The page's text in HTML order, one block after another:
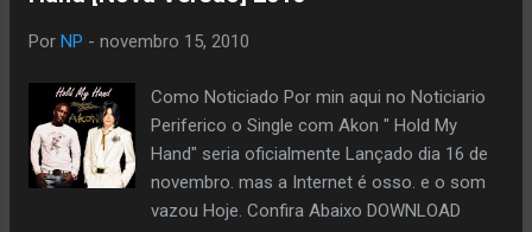
Por NP - novembro 15, 2010
Como Noticiado Por min aqui no Noticiario
Periferico o Single com Akon " Hold My
Hand" seria oficialmente Lançado dia 16 de
novembro. mas a Internet é osso. e o som
vazou Hoje. Confira Abaixo DOWNLOAD